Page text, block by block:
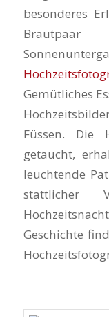
besonderes
Brautpaar
Gemütliches
Füssen. Die
getaucht,
leuchtende
stattlicher
Geschichte